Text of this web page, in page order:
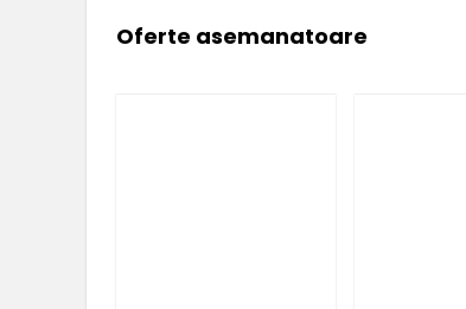
Oferte asemanatoare